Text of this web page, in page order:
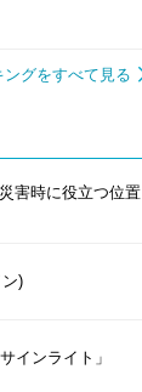
ングをすべて見る
害時に役立つ位置
)
インライト」